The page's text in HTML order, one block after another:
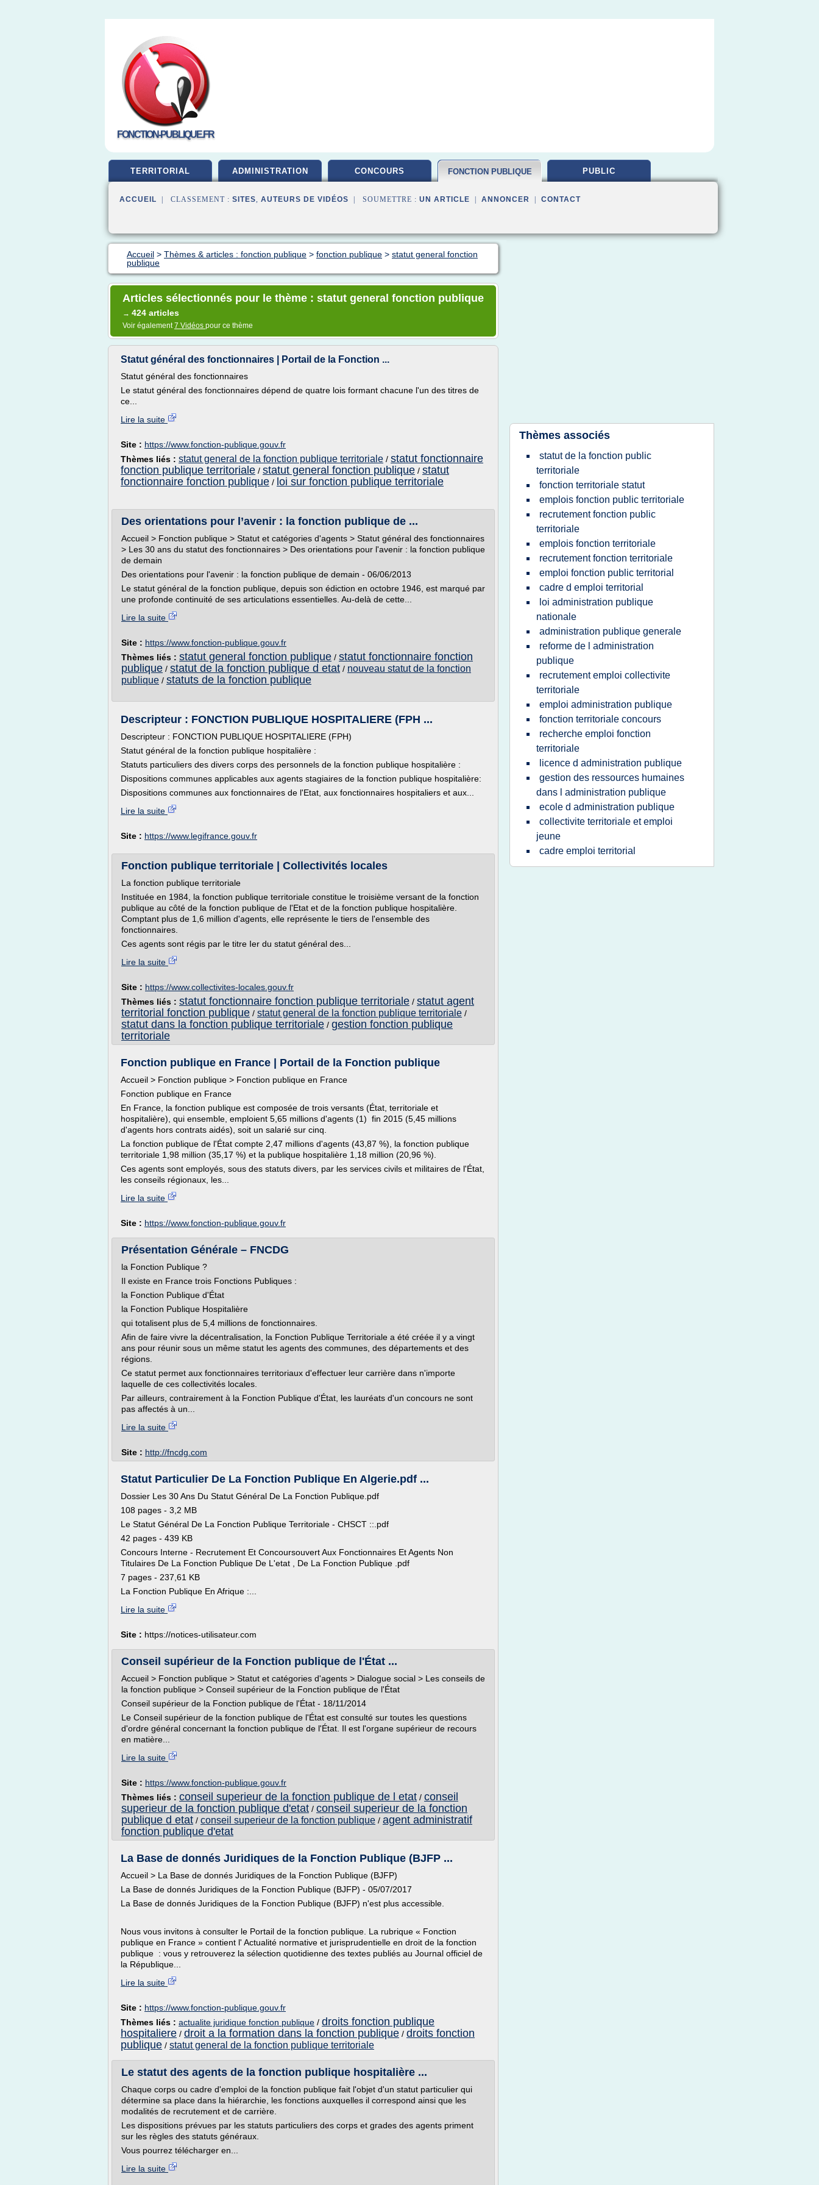
FONCTION-PUBLIQUE.FR
TERRITORIAL ADMINISTRATION CONCOURS FONCTION PUBLIQUE PUBLIC
ACCUEIL | CLASSEMENT : SITES, AUTEURS DE VIDÉOS | SOUMETTRE : UN ARTICLE ANNONCER CONTACT
Accueil > Thèmes & articles : fonction publique > fonction publique > statut general fonction
publique
Articles sélectionnés pour le thème : statut general fonction publique
→ 424 articles
Voir également7 Vidéos pour ce thème
Statut général des fonctionnaires | Portail de la Fonction ...
Statut général des fonctionnaires
Le statut général des fonctionnaires dépend de quatre lois formant chacune l'un des titres de
ce...
Lire la suite
Site : https://www.fonction-publique.gouv.fr
Thèmes liés : statut general de la fonction publique territoriale / statut fonctionnaire
fonction publique territoriale / statut general fonction publique / statut
fonctionnaire fonction publique / loi sur fonction publique territoriale
Des orientations pour l’avenir : la fonction publique de ...
Accueil > Fonction publique > Statut et catégories d'agents > Statut général des fonctionnaires
> Les 30 ans du statut des fonctionnaires > Des orientations pour l'avenir : la fonction publique
de demain
Des orientations pour l'avenir : la fonction publique de demain - 06/06/2013
Le statut général de la fonction publique, depuis son édiction en octobre 1946, est marqué par
une profonde continuité de ses articulations essentielles. Au-delà de cette...
Lire la suite
Site : https://www.fonction-publique.gouv.fr
Thèmes liés : statut general fonction publique / statut fonctionnaire fonction
publique / statut de la fonction publique d etat / nouveau statut de la fonction
publique / statuts de la fonction publique
Descripteur : FONCTION PUBLIQUE HOSPITALIERE (FPH ...
Descripteur : FONCTION PUBLIQUE HOSPITALIERE (FPH)
Statut général de la fonction publique hospitalière :
Statuts particuliers des divers corps des personnels de la fonction publique hospitalière :
Dispositions communes applicables aux agents stagiaires de la fonction publique hospitalière:
Dispositions communes aux fonctionnaires de l'Etat, aux fonctionnaires hospitaliers et aux...
Lire la suite
Site : https://www.legifrance.gouv.fr
Fonction publique territoriale | Collectivités locales
La fonction publique territoriale
Instituée en 1984, la fonction publique territoriale constitue le troisième versant de la fonction
publique au côté de la fonction publique de l'Etat et de la fonction publique hospitalière.
Comptant plus de 1,6 million d'agents, elle représente le tiers de l'ensemble des
fonctionnaires.
Ces agents sont régis par le titre Ier du statut général des...
Lire la suite
Site : https://www.collectivites-locales.gouv.fr
Thèmes liés : statut fonctionnaire fonction publique territoriale / statut agent
territorial fonction publique / statut general de la fonction publique territoriale /
statut dans la fonction publique territoriale / gestion fonction publique
territoriale
Fonction publique en France | Portail de la Fonction publique
Accueil > Fonction publique > Fonction publique en France
Fonction publique en France
En France, la fonction publique est composée de trois versants (État, territoriale et
hospitalière), qui ensemble, emploient 5,65 millions d'agents (1) fin 2015 (5,45 millions
d'agents hors contrats aidés), soit un salarié sur cinq.
La fonction publique de l'État compte 2,47 millions d'agents (43,87 %), la fonction publique
territoriale 1,98 million (35,17 %) et la publique hospitalière 1,18 million (20,96 %).
Ces agents sont employés, sous des statuts divers, par les services civils et militaires de l'État,
les conseils régionaux, les...
Lire la suite
Site : https://www.fonction-publique.gouv.fr
Présentation Générale – FNCDG
la Fonction Publique ?
Il existe en France trois Fonctions Publiques :
la Fonction Publique d'État
la Fonction Publique Hospitalière
qui totalisent plus de 5,4 millions de fonctionnaires.
Afin de faire vivre la décentralisation, la Fonction Publique Territoriale a été créée il y a vingt
ans pour réunir sous un même statut les agents des communes, des départements et des
régions.
Ce statut permet aux fonctionnaires territoriaux d'effectuer leur carrière dans n'importe
laquelle de ces collectivités locales.
Par ailleurs, contrairement à la Fonction Publique d'État, les lauréats d'un concours ne sont
pas affectés à un...
Lire la suite
Site : http://fncdg.com
Statut Particulier De La Fonction Publique En Algerie.pdf ...
Dossier Les 30 Ans Du Statut Général De La Fonction Publique.pdf
108 pages - 3,2 MB
Le Statut Général De La Fonction Publique Territoriale - CHSCT ::.pdf
42 pages - 439 KB
Concours Interne - Recrutement Et Concoursouvert Aux Fonctionnaires Et Agents Non
Titulaires De La Fonction Publique De L'etat , De La Fonction Publique .pdf
7 pages - 237,61 KB
La Fonction Publique En Afrique :...
Lire la suite
Site : https://notices-utilisateur.com
Conseil supérieur de la Fonction publique de l'État ...
Accueil > Fonction publique > Statut et catégories d'agents > Dialogue social > Les conseils de
la fonction publique > Conseil supérieur de la Fonction publique de l'État
Conseil supérieur de la Fonction publique de l'État - 18/11/2014
Le Conseil supérieur de la fonction publique de l'État est consulté sur toutes les questions
d'ordre général concernant la fonction publique de l'État. Il est l'organe supérieur de recours
en matière...
Lire la suite
Site : https://www.fonction-publique.gouv.fr
Thèmes liés : conseil superieur de la fonction publique de l etat / conseil
superieur de la fonction publique d'etat / conseil superieur de la fonction
publique d etat / conseil superieur de la fonction publique / agent administratif
fonction publique d'etat
La Base de donnés Juridiques de la Fonction Publique (BJFP ...
Accueil > La Base de donnés Juridiques de la Fonction Publique (BJFP)
La Base de donnés Juridiques de la Fonction Publique (BJFP) - 05/07/2017
La Base de donnés Juridiques de la Fonction Publique (BJFP) n'est plus accessible.
Nous vous invitons à consulter le Portail de la fonction publique. La rubrique « Fonction
publique en France » contient l' Actualité normative et jurisprudentielle en droit de la fonction
publique : vous y retrouverez la sélection quotidienne des textes publiés au Journal officiel de
la République...
Lire la suite
Site : https://www.fonction-publique.gouv.fr
Thèmes liés : actualite juridique fonction publique / droits fonction publique
hospitaliere / droit a la formation dans la fonction publique / droits fonction
publique / statut general de la fonction publique territoriale
Le statut des agents de la fonction publique hospitalière ...
Chaque corps ou cadre d'emploi de la fonction publique fait l'objet d'un statut particulier qui
détermine sa place dans la hiérarchie, les fonctions auxquelles il correspond ainsi que les
modalités de recrutement et de carrière.
Les dispositions prévues par les statuts particuliers des corps et grades des agents priment
sur les règles des statuts généraux.
Vous pourrez télécharger en...
Lire la suite
Thèmes associés
statut de la fonction public
territoriale
fonction territoriale statut
emplois fonction public territoriale
recrutement fonction public
territoriale
emplois fonction territoriale
recrutement fonction territoriale
emploi fonction public territorial
cadre d emploi territorial
loi administration publique
nationale
administration publique generale
reforme de l administration
publique
recrutement emploi collectivite
territoriale
emploi administration publique
fonction territoriale concours
recherche emploi fonction
territoriale
licence d administration publique
gestion des ressources humaines
dans l administration publique
ecole d administration publique
collectivite territoriale et emploi
jeune
cadre emploi territorial